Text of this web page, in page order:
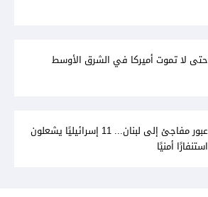
حتى لا تموت أميركا في الشرق الأوسط
عبور مفاجئ إلى لبنان... 11 إسرائيليًا يشعلون
استنفارًا أمنيًا